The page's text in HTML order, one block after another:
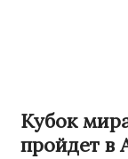
Кубок
пройдет в